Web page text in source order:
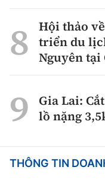
Hội thảo
triển du
Nguyên tại
Gia Lai:
lồ nặng
THÔNG TIN